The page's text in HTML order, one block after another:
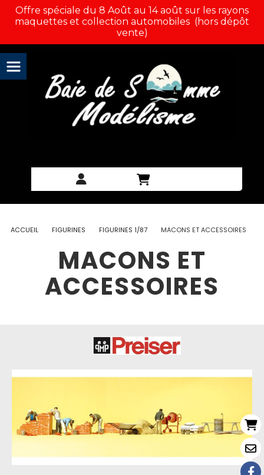
Offre spéciale du 8 Août au 14 août sur les rayons
maquettes et collection automobiles (hors dépôt
vente)
ACCUEIL FIGURINES FIGURINES 1/87 MACONS ET ACCESSOIRES
MACONS ET
ACCESSOIRES
Panneau de gestion des cookies